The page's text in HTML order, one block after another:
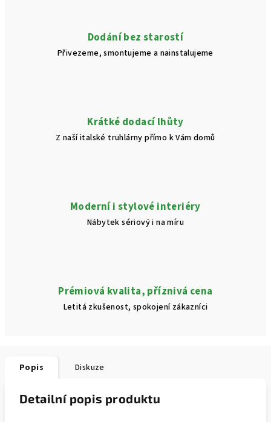
Dodání bez starostí
Přivezeme, smontujeme a nainstalujeme
Krátké dodací lhůty
Z naší italské truhlárny přímo k Vám domů
Moderní i stylové interiéry
Nábytek sériový i na míru
Prémiová kvalita, příznivá cena
Letitá zkušenost, spokojení zákazníci
Popis Diskuze
Detailní popis produktu